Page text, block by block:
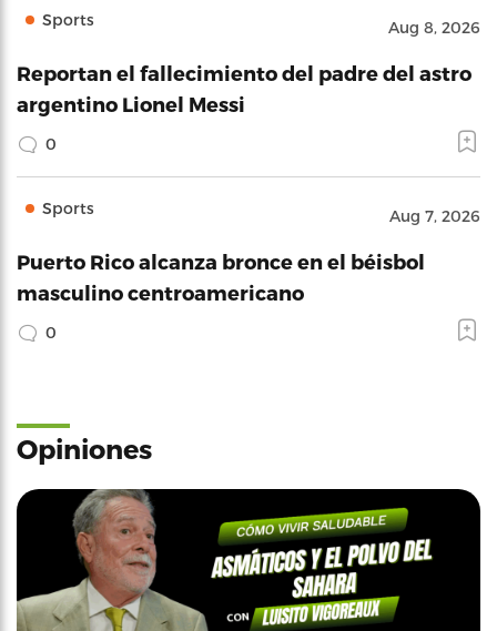
Sports Aug 8, 2026
Reportan el fallecimiento del padre del astro
argentino Lionel Messi
0
Sports Aug 7, 2026
Puerto Rico alcanza bronce en el béisbol
masculino centroamericano
0
Opiniones